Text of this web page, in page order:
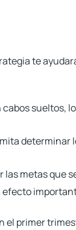
te
sueltos,
determinar
las metas que
el primer